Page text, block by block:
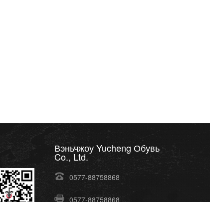
Вэньчжоу Yucheng Обувь
Co., Ltd.
0577-88758868
0577-88758868